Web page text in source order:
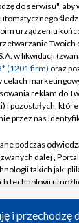
TVP
TVP
Cyfrowa
Regulamin
Moje zgody
Pomoc
Kontakt
Kanały
do serwisu", aby
urządzeniu
Twoich
w likwidacji
(1201 firm) oraz
celach
reklam do
i pozostałych,
przez nas
podczas
zwanych dalej
takich jak:
technologii
i przechodzę